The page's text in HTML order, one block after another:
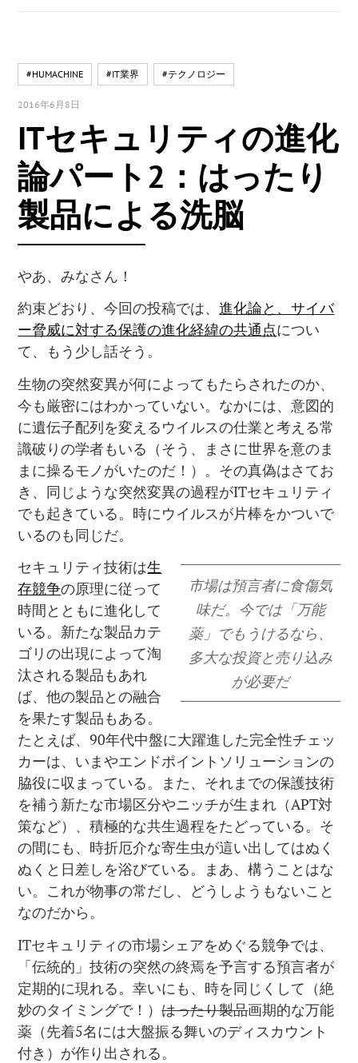
#HUMACHINE #IT業界 #テクノロジー
2016年6月8日
ITセキュリティの進化
論パート2：はったり
製品による洗脳
やあ、みなさん！
約束どおり、今回の投稿では、進化論と、サイバ
ー脅威に対する保護の進化経緯の共通点につい
て、もう少し話そう。
生物の突然変異が何によってもたらされたのか、
今も厳密にはわかっていない。なかには、意図的
に遺伝子配列を変えるウイルスの仕業と考える常
識破りの学者もいる（そう、まさに世界を意のま
まに操るモノがいたのだ！）。その真偽はさてお
き、同じような突然変異の過程がITセキュリティ
でも起きている。時にウイルスが片棒をかついで
いるのも同じだ。
市場は預言者に食傷気
味だ。今では「万能
薬」でもうけるなら、
多大な投資と売り込み
が必要だ
セキュリティ技術は生
存競争の原理に従って
時間とともに進化して
いる。新たな製品カテ
ゴリの出現によって淘
汰される製品もあれ
ば、他の製品との融合
を果たす製品もある。
たとえば、90年代中盤に大躍進した完全性チェッ
カーは、いまやエンドポイントソリューションの
脇役に収まっている。また、それまでの保護技術
を補う新たな市場区分やニッチが生まれ（APT対
策など）、積極的な共生過程をたどっている。そ
の間にも、時折厄介な寄生虫が這い出してはぬく
ぬくと日差しを浴びている。まあ、構うことはな
い。これが物事の常だし、どうしようもないこと
なのだから。
ITセキュリティの市場シェアをめぐる競争では、
「伝統的」技術の突然の終焉を予言する預言者が
定期的に現れる。幸いにも、時を同じくして（絶
妙のタイミングで！）はったり製品画期的な万能
薬（先着5名には大盤振る舞いのディスカウント
付き）が作り出される。